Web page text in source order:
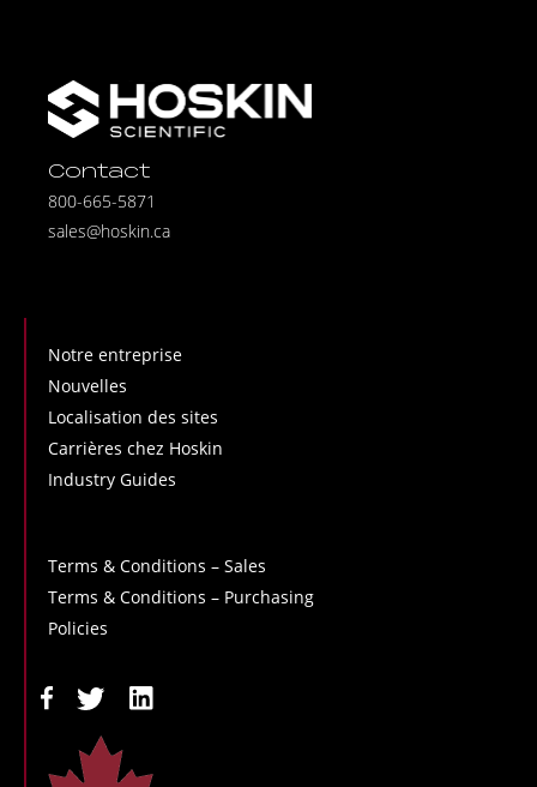
Contact
800-665-5871
sales@hoskin.ca
Notre entreprise
Nouvelles
Localisation des sites
Carrières chez Hoskin
Industry Guides
Terms & Conditions – Sales
Terms & Conditions – Purchasing
Policies